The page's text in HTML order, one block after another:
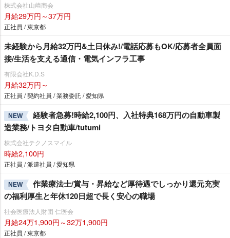
株式会社山﨑商会
月給29万円～37万円
正社員 / 東京都
未経験から月給32万円&土日休み!/電話応募もOK/応募者全員面
接/生活を支える通信・電気インフラ工事
有限会社K.D.S
月給32万円～
正社員 / 契約社員 / 業務委託 / 愛知県
NEW
経験者急募!時給2,100円、入社特典168万円の自動車製
造業務/トヨタ自動車/tutumi
株式会社テクノスマイル
時給2,100円
正社員 / 派遣社員 / 愛知県
NEW
作業療法士/賞与・昇給など厚待遇でしっかり還元充実
の福利厚生と年休120日超で長く安心の職場
社会医療法人財団 仁医会
月給24万1,900円～32万1,900円
正社員 / 東京都